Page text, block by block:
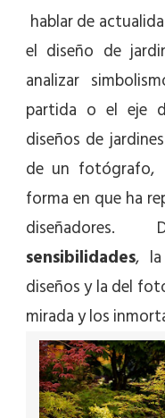
hablar de
el diseño de
analizar
partida o el eje
diseños de
de un
forma en que ha
diseñadores.
sensibilidades,
diseños y la del
mirada y los